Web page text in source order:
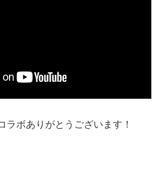
ラボありがとうございます！